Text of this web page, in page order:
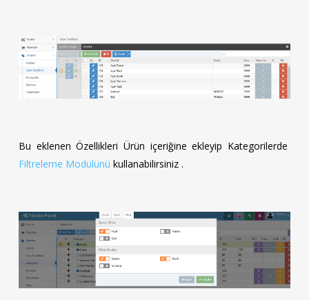
Bu eklenen Özellikleri Ürün içeriğine ekleyip Kategorilerde
Filtreleme Modülünü kullanabilirsiniz .